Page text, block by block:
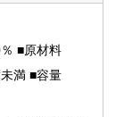
■原材料
満 ■容量